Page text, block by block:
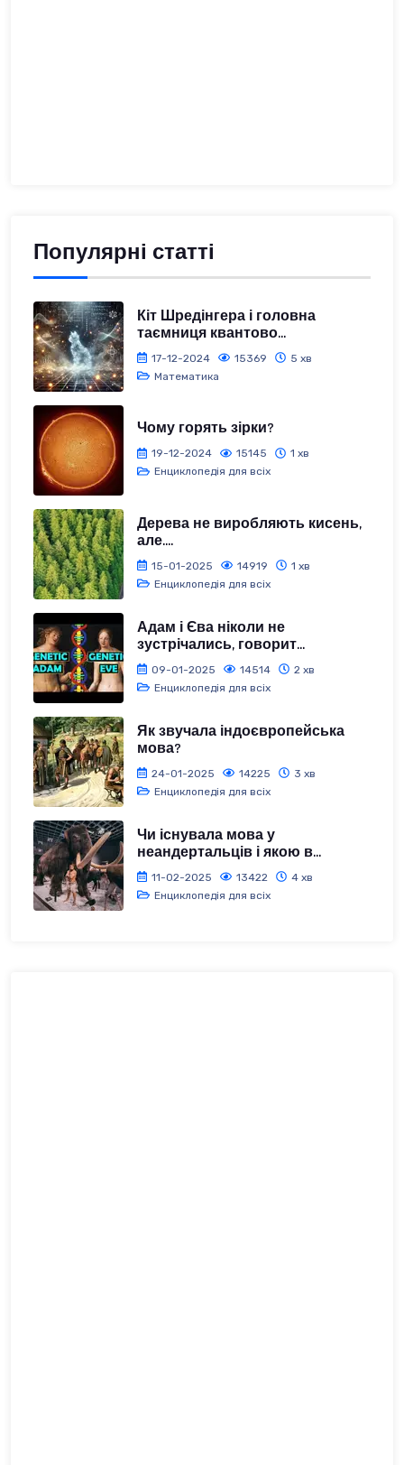
Популярні статті
Кіт Шредінгера і головна
таємниця квантово...
17-12-2024 15369
5 хв
Математика
Чому горять зірки?
19-12-2024 15145
1 хв
Енциклопедія для всіх
Дерева не виробляють кисень,
але....
15-01-2025 14919
1 хв
Енциклопедія для всіх
Адам і Єва ніколи не
зустрічались, говорит...
09-01-2025 14514
2 хв
Енциклопедія для всіх
Як звучала індоєвропейська
мова?
24-01-2025 14225
3 хв
Енциклопедія для всіх
Чи існувала мова у
неандертальців і якою в...
11-02-2025 13422
4 хв
Енциклопедія для всіх